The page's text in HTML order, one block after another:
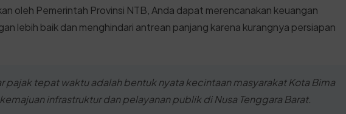
oleh Pemerintah Provinsi NTB, Anda dapat merencanakan keuangan
lebih baik dan menghindari antrean panjang karena kurangnya persiapan
pajak tepat waktu adalah bentuk nyata kecintaan masyarakat Kota Bima
infrastruktur dan pelayanan publik di Nusa Tenggara Barat.